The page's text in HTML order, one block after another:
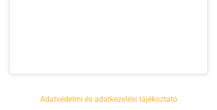
Adatvédelmi és adatkezelési tájékoztató